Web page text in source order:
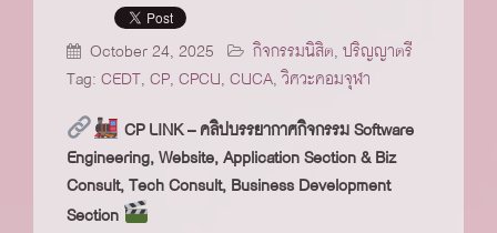
October 24, 2025 กิจกรรมนิสิต,ปริญญาตรี
Tag:CEDT,CP,CPCU,CUCA,วิศวะคอมจุฬา
CP LINK – คลิปบรรยากาศกิจกรรม Software
Engineering, Website, Application Section & Biz
Consult, Tech Consult, Business Development
Section